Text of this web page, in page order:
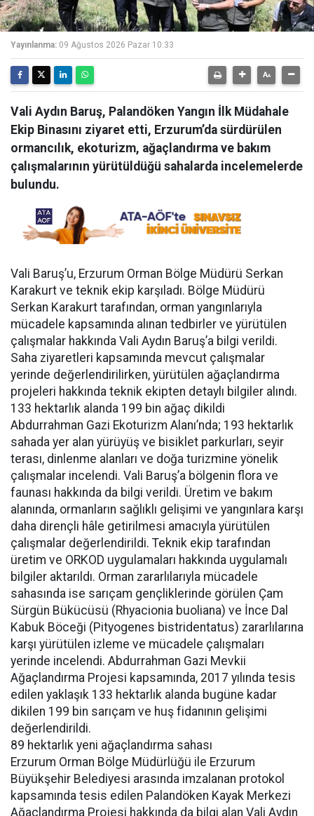
Yayınlanma: 09 Ağustos 2026 Pazar 10:33
Vali Aydın Baruş, Palandöken Yangın İlk Müdahale
Ekip Binasını ziyaret etti, Erzurum’da sürdürülen
ormancılık, ekoturizm, ağaçlandırma ve bakım
çalışmalarının yürütüldüğü sahalarda incelemelerde
bulundu.
Vali Baruş’u, Erzurum Orman Bölge Müdürü Serkan
Karakurt ve teknik ekip karşıladı. Bölge Müdürü
Serkan Karakurt tarafından, orman yangınlarıyla
mücadele kapsamında alınan tedbirler ve yürütülen
çalışmalar hakkında Vali Aydın Baruş’a bilgi verildi.
Saha ziyaretleri kapsamında mevcut çalışmalar
yerinde değerlendirilirken, yürütülen ağaçlandırma
projeleri hakkında teknik ekipten detaylı bilgiler alındı.
133 hektarlık alanda 199 bin ağaç dikildi
Abdurrahman Gazi Ekoturizm Alanı’nda; 193 hektarlık
sahada yer alan yürüyüş ve bisiklet parkurları, seyir
terası, dinlenme alanları ve doğa turizmine yönelik
çalışmalar incelendi. Vali Baruş’a bölgenin flora ve
faunası hakkında da bilgi verildi. Üretim ve bakım
alanında, ormanların sağlıklı gelişimi ve yangınlara karşı
daha dirençli hâle getirilmesi amacıyla yürütülen
çalışmalar değerlendirildi. Teknik ekip tarafından
üretim ve ORKOD uygulamaları hakkında uygulamalı
bilgiler aktarıldı. Orman zararlılarıyla mücadele
sahasında ise sarıçam gençliklerinde görülen Çam
Sürgün Bükücüsü (Rhyacionia buoliana) ve İnce Dal
Kabuk Böceği (Pityogenes bistridentatus) zararlılarına
karşı yürütülen izleme ve mücadele çalışmaları
yerinde incelendi. Abdurrahman Gazi Mevkii
Ağaçlandırma Projesi kapsamında, 2017 yılında tesis
edilen yaklaşık 133 hektarlık alanda bugüne kadar
dikilen 199 bin sarıçam ve huş fidanının gelişimi
değerlendirildi.
89 hektarlık yeni ağaçlandırma sahası
Erzurum Orman Bölge Müdürlüğü ile Erzurum
Büyükşehir Belediyesi arasında imzalanan protokol
kapsamında tesis edilen Palandöken Kayak Merkezi
Ağaçlandırma Projesi hakkında da bilgi alan Vali Aydın